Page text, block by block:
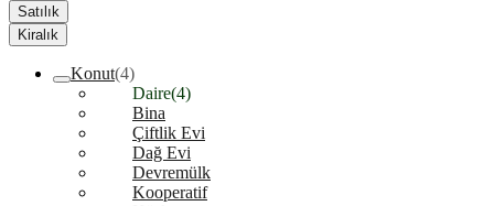
Satılık
Kiralık
Konut(4)
Daire(4)
Bina
Çiftlik Evi
Dağ Evi
Devremülk
Kooperatif